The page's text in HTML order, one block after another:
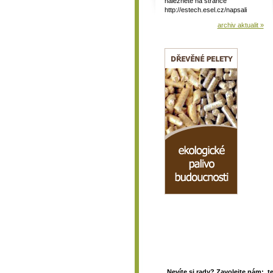
http://estech.esel.cz/napsali
archiv aktualit »